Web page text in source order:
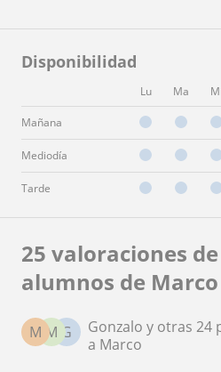
Disponibilidad
Lu Ma Mi
Mañana
Mediodía
Tarde
25 valoraciones
alumnos de Marco
G
M
M
Gonzalo y otras 24
a Marco